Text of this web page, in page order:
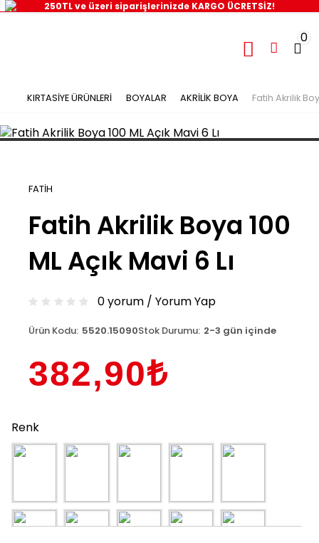
250TL ve üzeri siparişlerinizde KARGO ÜCRETSİZ!
0
KIRTASİYE ÜRÜNLERİ BOYALAR AKRİLİK BOYA Fatih Akrilik
FATİH
Fatih Akrilik Boya 100
ML Açık Mavi 6 Lı
0 yorum/ Yorum Yap
Ürün Kodu: 5520.15090Stok Durumu: 2-3 gün içinde
382,90₺
Renk